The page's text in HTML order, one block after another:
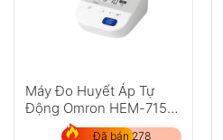
Máy Đo Huyết Áp Tự
Động Omron HEM-7156
Nhật Bản
Đã bán 278